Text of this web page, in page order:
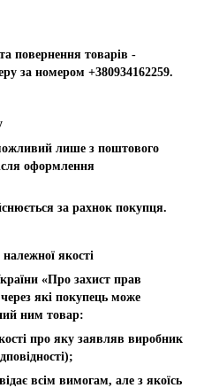
повернення товарів -
за номером +380934162259.
лише з поштового
оформлення
за рахнок покупця.
якості
«Про захист прав
які покупець може
ним товар:
про яку заявляв виробник
всім вимогам, але з якоїсь